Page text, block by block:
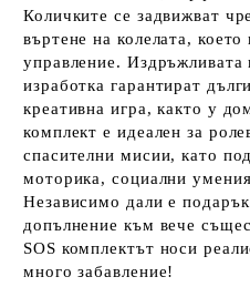
Количките се задвижват
въртене на колелата,
управление. Издръжливата
изработка гарантират
креативна игра, както у
комплект е идеален за
спасителни мисии, като
моторика, социални
Независимо дали е
допълнение към вече
SOS комплектът носи
много забавление!